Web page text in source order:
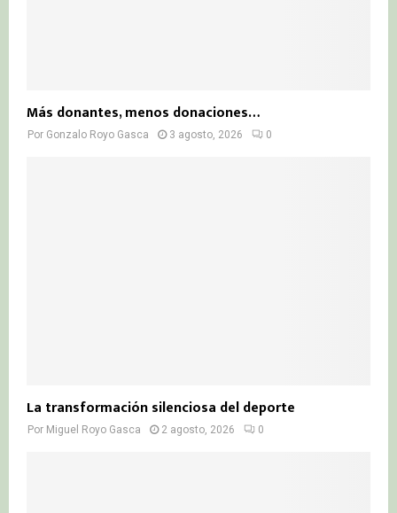
Más donantes, menos donaciones…
Por Gonzalo Royo Gasca 3 agosto, 2026 0
La transformación silenciosa del deporte
Por Miguel Royo Gasca 2 agosto, 2026 0